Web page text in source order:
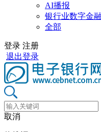
AI播报
银行业数字金
全部
登录 注册
退出登录
取消